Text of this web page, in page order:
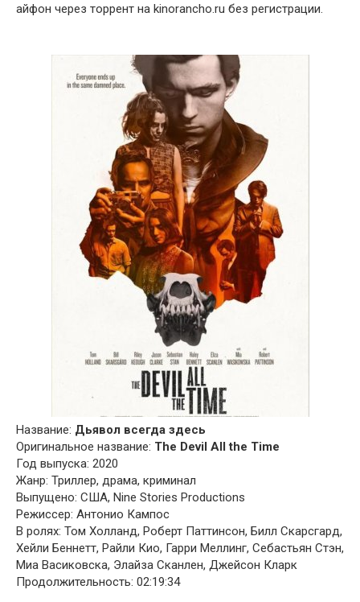
айфон через торрент на kinorancho.ru без регистрации.
Название: Дьявол всегда здесь
Оригинальное название: The Devil All the Time
Год выпуска: 2020
Жанр: Триллер, драма, криминал
Выпущено: США, Nine Stories Productions
Режиссер: Антонио Кампос
В ролях: Том Холланд, Роберт Паттинсон, Билл Скарсгард,
Хейли Беннетт, Райли Кио, Гарри Меллинг, Себастьян Стэн,
Миа Васиковска, Элайза Сканлен, Джейсон Кларк
Продолжительность: 02:19:34